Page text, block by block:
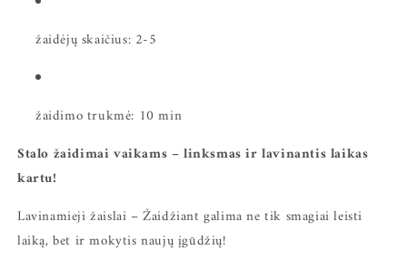
žaidėjų skaičius: 2-5
žaidimo trukmė: 10 min
Stalo žaidimai vaikams – linksmas ir lavinantis laikas
kartu!
Lavinamieji žaislai – Žaidžiant galima ne tik smagiai leisti
laiką, bet ir mokytis naujų įgūdžių!